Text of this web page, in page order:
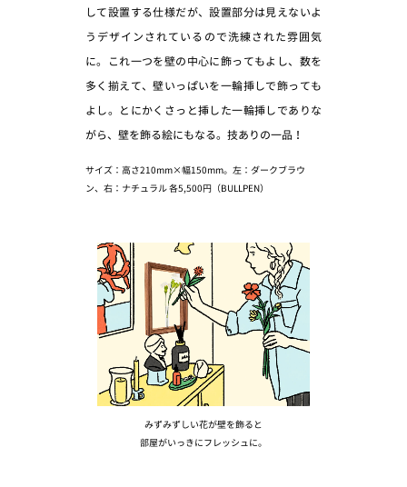
して設置する仕様だが、設置部分は見えないよ
うデザインされているので洗練された雰囲気
に。これ一つを壁の中心に飾ってもよし、数を
多く揃えて、壁いっぱいを一輪挿しで飾っても
よし。とにかくさっと挿した一輪挿しでありな
がら、壁を飾る絵にもなる。技ありの一品！
サイズ：高さ210mm×幅150mm。左：ダークブラウ
ン、右：ナチュラル 各5,500円（BULLPEN）
みずみずしい花が壁を飾ると
部屋がいっきにフレッシュに。